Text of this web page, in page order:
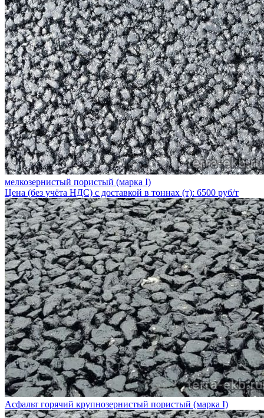
мелкозернистый пористый (марка I)
Цена (без учёта НДС) с доставкой в тоннах (т): 6500 руб/т
Асфальт горячий крупнозернистый пористый (марка I)